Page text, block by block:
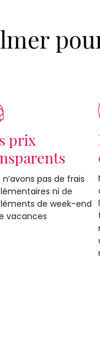
prix
n’avons pas de frais
ni de
de week-end
vacances